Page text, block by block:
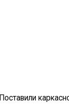
Поставили